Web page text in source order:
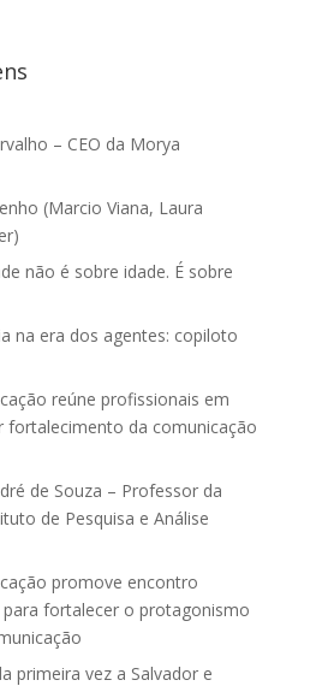
– CEO da Morya
(Marcio Viana, Laura
não é sobre idade. É sobre
na era dos agentes: copiloto
reúne profissionais em
fortalecimento da comunicação
de Souza – Professor da
de Pesquisa e Análise
promove encontro
fortalecer o protagonismo
primeira vez a Salvador e